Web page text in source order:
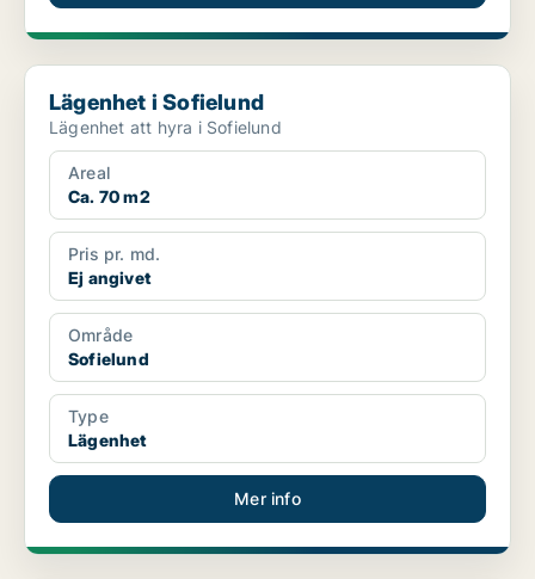
Lägenhet i Sofielund
Lägenhet i Sofielund
Lägenhet att hyra i Sofielund
Areal
Ca. 70 m2
Pris pr. md.
Ej angivet
Område
Sofielund
Type
Lägenhet
Mer info